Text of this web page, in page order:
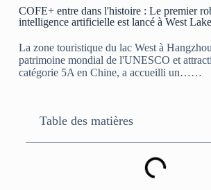
COFE+ entre dans l'histoire : Le premier
intelligence artificielle est lancé à West
La zone touristique du lac West à
patrimoine mondial de l'UNESCO et
catégorie 5A en Chine, a accueilli un……
Table des matières